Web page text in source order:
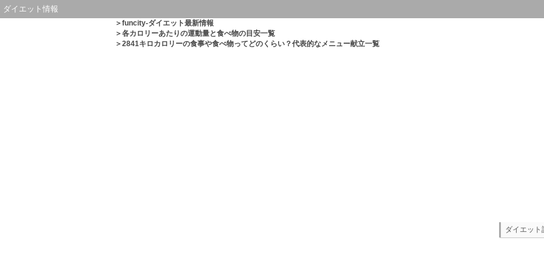
ダイエット情報
＞funcity-ダイエット最新情報
＞各カロリーあたりの運動量と食べ物の目安一覧
＞2841キロカロリーの食事や食べ物ってどのくらい？代表的なメニュー献立一覧
ダイエット